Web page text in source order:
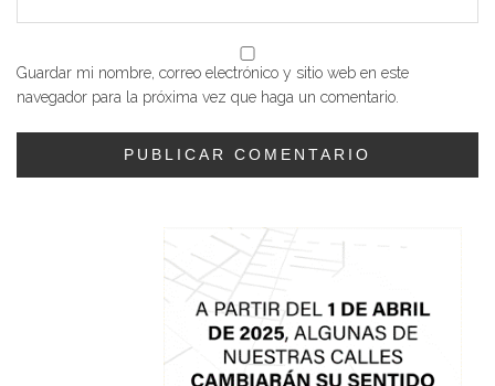
Guardar mi nombre, correo electrónico y sitio web en este
navegador para la próxima vez que haga un comentario.